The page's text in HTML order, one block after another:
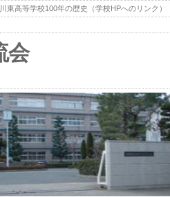
東高等学校100年の歴史（学校HPへのリンク）
会